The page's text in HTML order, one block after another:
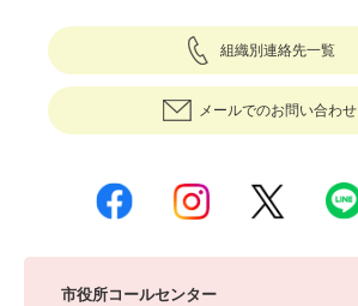
組織別連絡先一覧
メールでのお問い合わせ
市役所コールセンター